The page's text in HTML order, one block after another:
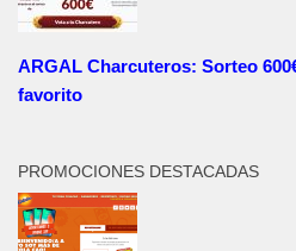
ARGAL Charcuteros: Sorteo
favorito
PROMOCIONES DESTACADAS